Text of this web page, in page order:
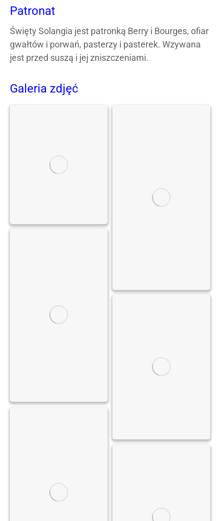
Patronat
Święty Solangia jest patronką Berry i Bourges, ofiar
gwałtów i porwań, pasterzy i pasterek. Wzywana
jest przed suszą i jej zniszczeniami.
Galeria zdjęć